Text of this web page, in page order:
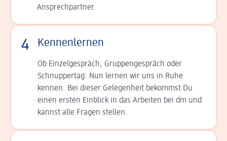
Ansprechpartner.
4 Kennenlernen
Ob Einzelgespräch, Grup­pen­gespräch oder
Schnup­per­tag: Nun lernen wir uns in Ruhe
kennen. Bei dieser Gelegenheit bekommst Du
einen ersten Einblick in das Arbeiten bei dm und
kannst alle Fragen stellen.